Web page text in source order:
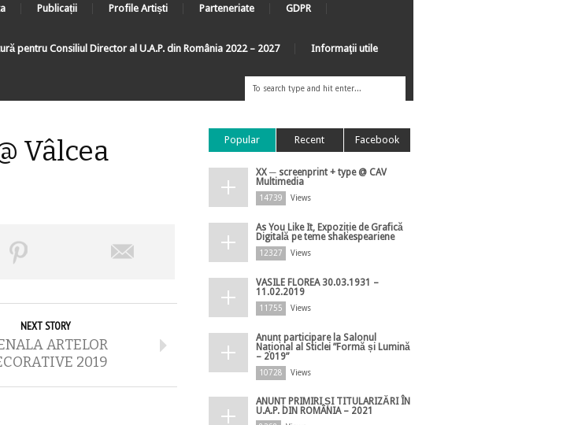
Publicații Profile Artiști Parteneriate GDPR
pentru Consiliul Director al U.A.P. din România 2022 – 2027 Informaţii utile
Vâlcea
NEXT STORY
ARTELOR
2019
Popular Recent Facebook
XX ─ screenprint + type @ CAV
Multimedia
14739 Views
As You Like It, Expoziție de Grafică
Digitală pe teme shakespeariene
12327 Views
VASILE FLOREA 30.03.1931 –
11.02.2019
11755 Views
Anunț participare la Salonul
Național al Sticlei ”Formă și Lumină
– 2019”
10728 Views
ANUNȚ PRIMIRI ȘI TITULARIZĂRI ÎN
U.A.P. DIN ROMÂNIA – 2021